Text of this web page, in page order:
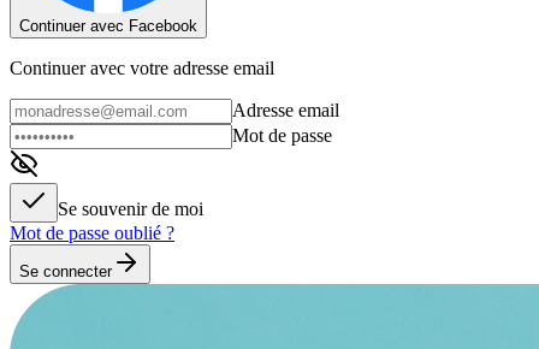
Continuer avec Facebook
Continuer avec votre adresse email
Adresse email
Mot de passe
Se souvenir de moi
Mot de passe oublié ?
Se connecter